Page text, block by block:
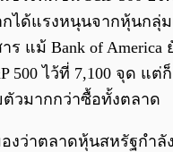
ได้แรงหนุนจากหุ้นกลุ่
แม้ Bank of America
500 ไว้ที่ 7,100 จุด แต่
ตัวมากกว่าซื้อทั้งตลาด
องว่าตลาดหุ้นสหรัฐกำลั